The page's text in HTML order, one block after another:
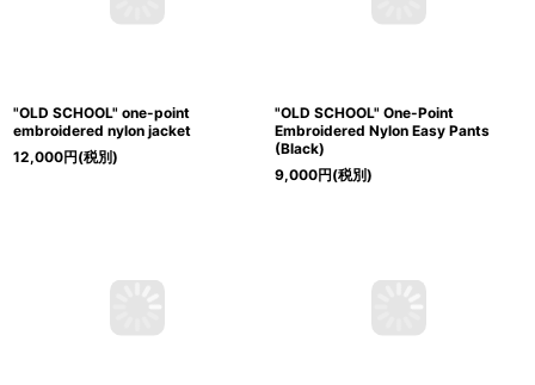
"OLD SCHOOL" one-point
embroidered nylon jacket
12,000円(税別)
"OLD SCHOOL" One-Point
Embroidered Nylon Easy Pants
(Black)
9,000円(税別)